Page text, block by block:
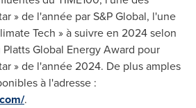
» de l'année par S&P Global, l'une
Tech » à suivre en 2024 selon
Global Energy Award pour
» de l'année 2024. De plus amples
à l'adresse :
.